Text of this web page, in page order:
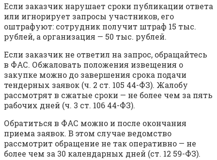
Если заказчик нарушает сроки публикации ответа
или игнорирует запросы участников, его
оштрафуют: сотрудник получит штраф 15 тыс.
рублей, а организация — 50 тыс. рублей.
Если заказчик не ответил на запрос, обращайтесь
в ФАС. Обжаловать положения извещения о
закупке можно до завершения срока подачи
тендерных заявок (ч. 2 ст. 105 44-ФЗ). Жалобу
рассмотрят в сжатые сроки — не более чем за пять
рабочих дней (ч. 3 ст. 106 44-ФЗ).
Обратиться в ФАС можно и после окончания
приема заявок. В этом случае ведомство
рассмотрит обращение не так оперативно — не
более чем за 30 календарных дней (ст. 12 59-ФЗ).